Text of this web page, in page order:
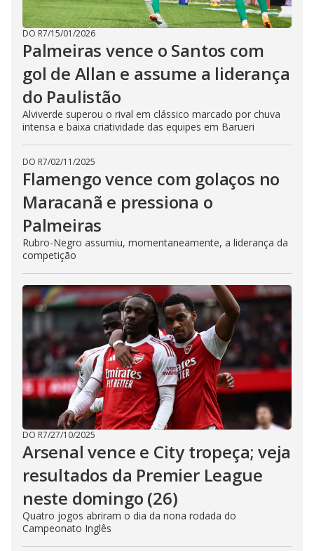
DO R7/15/01/2026
Palmeiras vence o Santos com
gol de Allan e assume a liderança
do Paulistão
Alviverde superou o rival em clássico marcado por chuva
intensa e baixa criatividade das equipes em Barueri
DO R7/02/11/2025
Flamengo vence com golaços no
Maracanã e pressiona o
Palmeiras
Rubro-Negro assumiu, momentaneamente, a liderança da
competição
DO R7/27/10/2025
Arsenal vence e City tropeça; veja
resultados da Premier League
neste domingo (26)
Quatro jogos abriram o dia da nona rodada do
Campeonato Inglês